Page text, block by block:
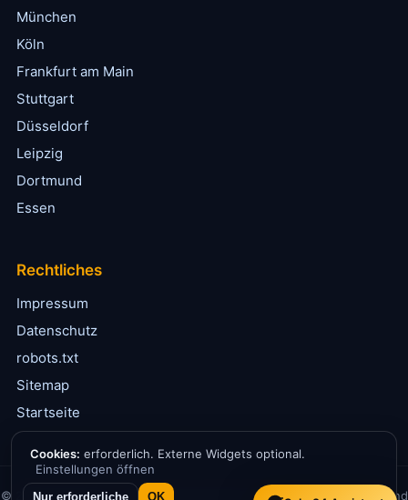
München
Köln
Frankfurt am Main
Stuttgart
Düsseldorf
Leipzig
Dortmund
Essen
Rechtliches
Impressum
Datenschutz
robots.txt
Sitemap
Startseite
© 2026 Solar24.de · Informationsportal für Solarenergie in Deutschland
Cookies: erforderlich. Externe Widgets optional.
Einstellungen öffnen
Nur erforderliche OK